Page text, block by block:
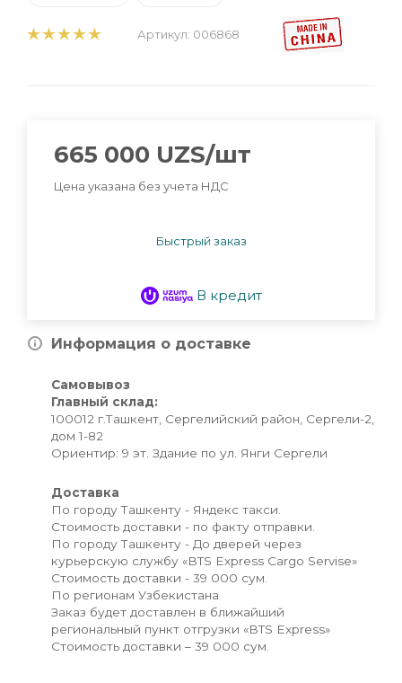
Артикул: 006868
665 000 UZS/шт
Цена указана без учета НДС
Быстрый заказ
В кредит
Информация о доставке
Самовывоз
Главный склад:
100012 г.Ташкент, Сергелийский район, Сергели-2,
дом 1-82
Ориентир: 9 эт. Здание по ул. Янги Сергели
Доставка
По городу Ташкенту - Яндекс такси.
Стоимость доставки - по факту отправки.
По городу Ташкенту - До дверей через
курьерскую службу «BTS Express Cargo Servise»
Стоимость доставки - 39 000 сум.
По регионам Узбекистана
Заказ будет доставлен в ближайший
региональный пункт отгрузки «BTS Express»
Стоимость доставки – 39 000 сум.